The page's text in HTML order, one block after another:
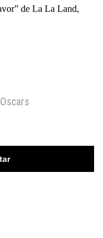
de La La Land,
Oscars